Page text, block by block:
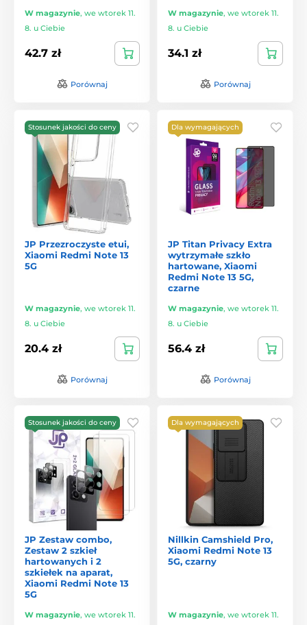
W magazynie, we wtorek 11.
8. u Ciebie
42.7 zł
Porównaj
W magazynie, we wtorek 11.
8. u Ciebie
34.1 zł
Porównaj
Stosunek jakości do ceny
JP Przezroczyste etui,
Xiaomi Redmi Note 13
5G
W magazynie, we wtorek 11.
8. u Ciebie
20.4 zł
Porównaj
Dla wymagających
JP Titan Privacy Extra
wytrzymałe szkło
hartowane, Xiaomi
Redmi Note 13 5G,
czarne
W magazynie, we wtorek 11.
8. u Ciebie
56.4 zł
Porównaj
Stosunek jakości do ceny
JP Zestaw combo,
Zestaw 2 szkieł
hartowanych i 2
szkiełek na aparat,
Xiaomi Redmi Note 13
5G
W magazynie, we wtorek 11.
Dla wymagających
Nillkin Camshield Pro,
Xiaomi Redmi Note 13
5G, czarny
W magazynie, we wtorek 11.